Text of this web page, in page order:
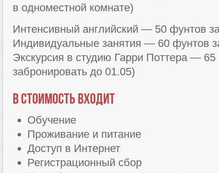
в одноместной комнате)
Интенсивный английский — 50 фунтов
Индивидуальные занятия — 60 фунтов
Экскурсия в студию Гарри Поттера —
забронировать до 01.05)
В стоимость входит
Обучение
Проживание и питание
Доступ в Интернет
Регистрационный сбор